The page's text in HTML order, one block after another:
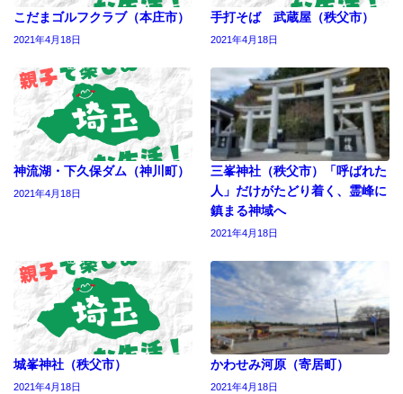
こだまゴルフクラブ（本庄市）
2021年4月18日
手打そば 武蔵屋（秩父市）
2021年4月18日
神流湖・下久保ダム（神川町）
2021年4月18日
三峯神社（秩父市）「呼ばれた
人」だけがたどり着く、霊峰に
鎮まる神域へ
2021年4月18日
城峯神社（秩父市）
2021年4月18日
かわせみ河原（寄居町）
2021年4月18日